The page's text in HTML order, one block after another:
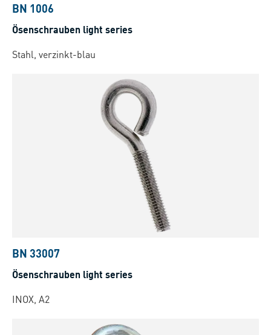
BN 1006
Ösenschrauben light series
Stahl, verzinkt-blau
BN 33007
Ösenschrauben light series
INOX, A2